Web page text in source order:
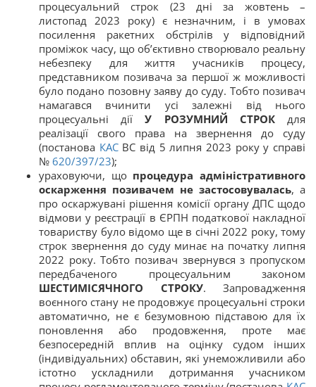
процесуальний строк (23 дні за жовтень –
листопад 2023 року) є незначним, і в умовах
посилення ракетних обстрілів у відповідний
проміжок часу, що об’єктивно створювало реальну
небезпеку для життя учасників процесу,
представником позивача за першої ж можливості
було подано позовну заяву до суду. Тобто позивач
намагався вчинити усі залежні від нього
процесуальні діїУ РОЗУМНИЙ СТРОКдля
реалізації свого права на звернення до суду
(постанова КАСВС від 5 липня 2023 року у справі
№ 620/397/23);
ураховуючи, що процедура адміністративного
оскарження позивачем не застосовувалась, а
про оскаржувані рішення комісії органу ДПС щодо
відмови у реєстрації в ЄРПН податкової накладної
товариству було відомо ще в січні 2022 року, тому
строк звернення до суду минає на початку липня
2022 року. Тобто позивач звернувся з пропуском
передбаченого процесуальним законом
ШЕСТИМІСЯЧНОГО СТРОКУ. Запровадження
воєнного стану не продовжує процесуальні строки
автоматично, не є безумовною підставою для їх
поновлення або продовження, проте має
безпосередній вплив на оцінку судом інших
(індивідуальних) обставин, які унеможливили або
істотно ускладнили дотримання учасником